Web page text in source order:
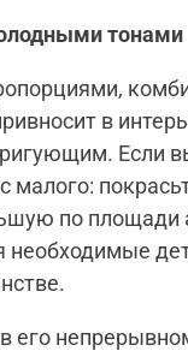
тонами
в
Если
малого:
по площади
необходимые
его